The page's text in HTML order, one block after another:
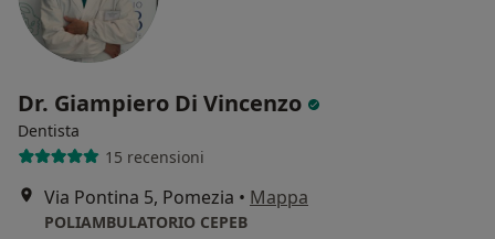
Dr. Giampiero Di Vincenzo
Dentista
15 recensioni
Via Pontina 5, Pomezia • Mappa
POLIAMBULATORIO CEPEB